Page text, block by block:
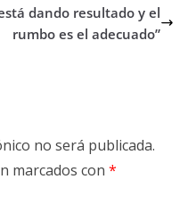
dando resultado y el
rumbo es el adecuado”
no será publicada.
marcados con *